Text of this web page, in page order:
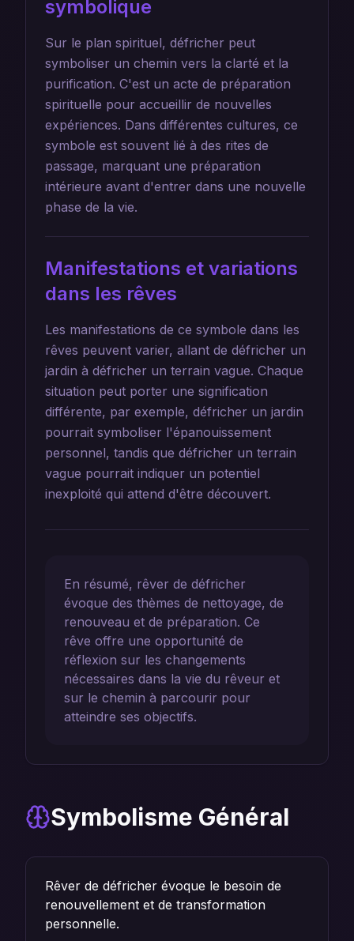
symbolique
Sur le plan spirituel, défricher peut
symboliser un chemin vers la clarté et la
purification. C'est un acte de préparation
spirituelle pour accueillir de nouvelles
expériences. Dans différentes cultures, ce
symbole est souvent lié à des rites de
passage, marquant une préparation
intérieure avant d'entrer dans une nouvelle
phase de la vie.
Manifestations et variations
dans les rêves
Les manifestations de ce symbole dans les
rêves peuvent varier, allant de défricher un
jardin à défricher un terrain vague. Chaque
situation peut porter une signification
différente, par exemple, défricher un jardin
pourrait symboliser l'épanouissement
personnel, tandis que défricher un terrain
vague pourrait indiquer un potentiel
inexploité qui attend d'être découvert.
En résumé, rêver de défricher
évoque des thèmes de nettoyage, de
renouveau et de préparation. Ce
rêve offre une opportunité de
réflexion sur les changements
nécessaires dans la vie du rêveur et
sur le chemin à parcourir pour
atteindre ses objectifs.
Symbolisme Général
Rêver de défricher évoque le besoin de
renouvellement et de transformation
personnelle.